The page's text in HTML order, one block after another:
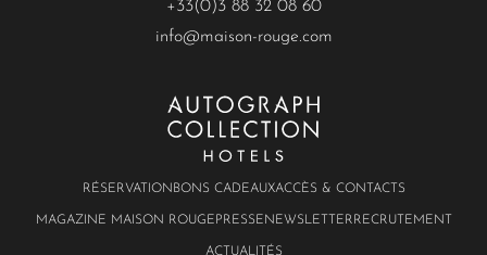
+33(0)3 88 32 08 60
info@maison-rouge.com
RÉSERVATION BONS CADEAUXACCÈS & CONTACTS
MAGAZINE MAISON ROUGE PRESSE NEWSLETTER RECRUTEMENT
ACTUALITÉS